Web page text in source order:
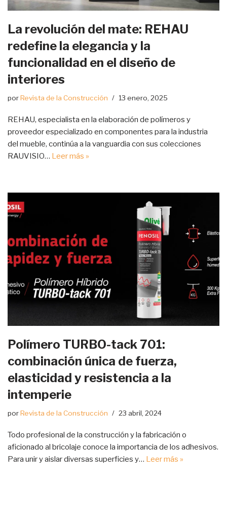
La revolución del mate: REHAU
redefine la elegancia y la
funcionalidad en el diseño de
interiores
porRevista de la Construcción 13 enero, 2025
REHAU, especialista en la elaboración de polímeros y
proveedor especializado en componentes para la industria
del mueble, continúa a la vanguardia con sus colecciones
RAUVISIO… Leer más »
Polímero TURBO-tack 701:
combinación única de fuerza,
elasticidad y resistencia a la
intemperie
porRevista de la Construcción 23 abril, 2024
Todo profesional de la construcción y la fabricación o
aficionado al bricolaje conoce la importancia de los adhesivos.
Para unir y aislar diversas superficies y… Leer más »